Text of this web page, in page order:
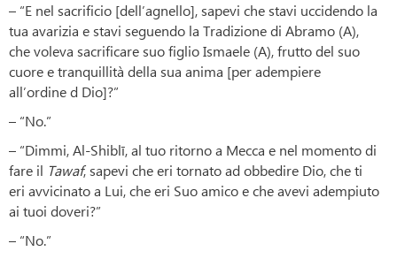
– “E nel sacrificio [dell’agnello], sapevi che stavi uccidendo la
tua avarizia e stavi seguendo la Tradizione di Abramo (A),
che voleva sacrificare suo figlio Ismaele (A), frutto del suo
cuore e tranquillità della sua anima [per adempiere
all’ordine d Dio]?”
– “No.”
– “Dimmi, Al-Shiblī, al tuo ritorno a Mecca e nel momento di
fare il Tawaf, sapevi che eri tornato ad obbedire Dio, che ti
eri avvicinato a Lui, che eri Suo amico e che avevi adempiuto
ai tuoi doveri?”
– “No.”